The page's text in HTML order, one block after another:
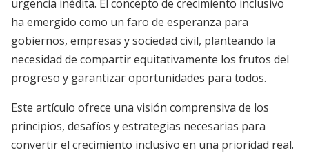
urgencia inédita. El concepto de crecimiento inclusivo
ha emergido como un faro de esperanza para
gobiernos, empresas y sociedad civil, planteando la
necesidad de compartir equitativamente los frutos del
progreso y garantizar oportunidades para todos.
Este artículo ofrece una visión comprensiva de los
principios, desafíos y estrategias necesarias para
convertir el crecimiento inclusivo en una prioridad real.